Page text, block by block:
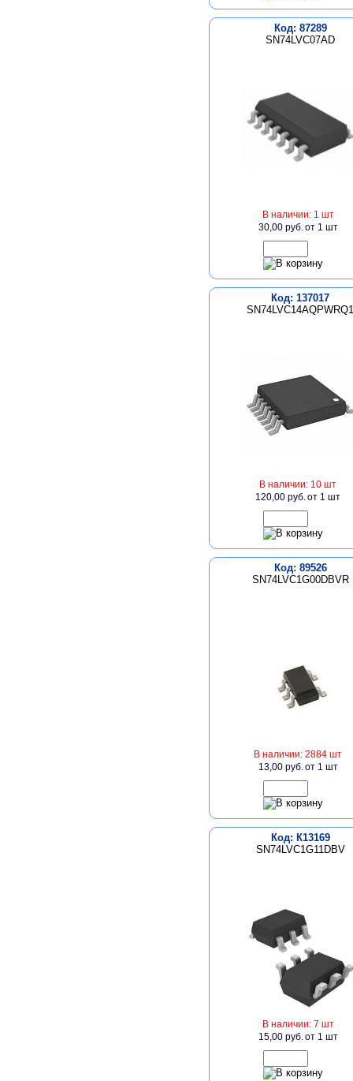
Код: 87289
SN74LVC07AD
В наличии: 1 шт
30,00 руб.от 1 шт
Код: 137017
SN74LVC14AQPWRQ1
В наличии: 10 шт
120,00 руб.от 1 шт
Код: 89526
SN74LVC1G00DBVR
В наличии: 2884 шт
13,00 руб.от 1 шт
Код: К13169
SN74LVC1G11DBV
В наличии: 7 шт
15,00 руб.от 1 шт